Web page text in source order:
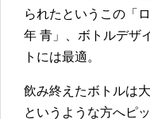
られたというこの「
年 青」、ボトルデザ
トには最適。
飲み終えたボトルは
というような方へピ